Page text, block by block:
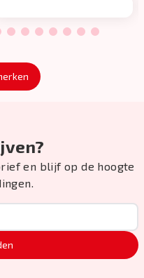
10 11 12 13 14 15 16
en blijf op de hoogte